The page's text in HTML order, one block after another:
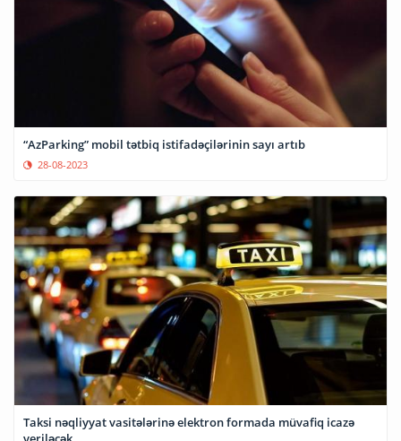
“AzParking” mobil tətbiq istifadəçilərinin sayı artıb
28-08-2023
Taksi nəqliyyat vasitələrinə elektron formada müvafiq icazə